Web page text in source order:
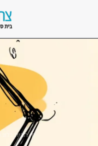
ליווי מעשי
דף הבית